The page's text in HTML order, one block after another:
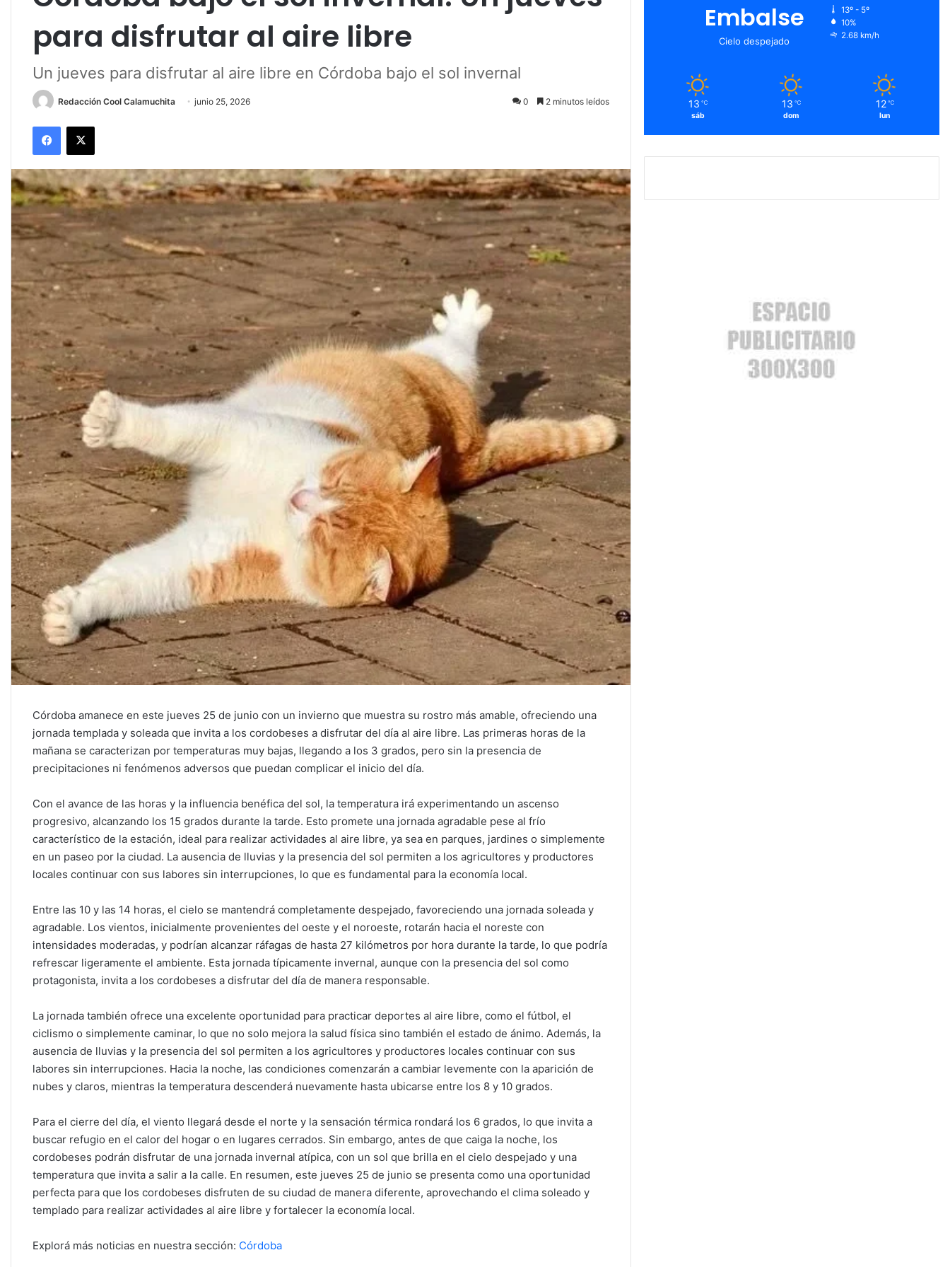
para disfrutar al aire libre
Un jueves para disfrutar al aire libre en Córdoba bajo el sol invernal
Redacción Cool Calamuchita junio 25, 2026 0 2 minutos leídos
Facebook
X
Córdoba amanece en este jueves 25 de junio con un invierno que muestra su rostro más amable, ofreciendo una
jornada templada y soleada que invita a los cordobeses a disfrutar del día al aire libre. Las primeras horas de la
mañana se caracterizan por temperaturas muy bajas, llegando a los 3 grados, pero sin la presencia de
precipitaciones ni fenómenos adversos que puedan complicar el inicio del día.
Con el avance de las horas y la influencia benéfica del sol, la temperatura irá experimentando un ascenso
progresivo, alcanzando los 15 grados durante la tarde. Esto promete una jornada agradable pese al frío
característico de la estación, ideal para realizar actividades al aire libre, ya sea en parques, jardines o simplemente
en un paseo por la ciudad. La ausencia de lluvias y la presencia del sol permiten a los agricultores y productores
locales continuar con sus labores sin interrupciones, lo que es fundamental para la economía local.
Entre las 10 y las 14 horas, el cielo se mantendrá completamente despejado, favoreciendo una jornada soleada y
agradable. Los vientos, inicialmente provenientes del oeste y el noroeste, rotarán hacia el noreste con
intensidades moderadas, y podrían alcanzar ráfagas de hasta 27 kilómetros por hora durante la tarde, lo que podría
refrescar ligeramente el ambiente. Esta jornada típicamente invernal, aunque con la presencia del sol como
protagonista, invita a los cordobeses a disfrutar del día de manera responsable.
La jornada también ofrece una excelente oportunidad para practicar deportes al aire libre, como el fútbol, el
ciclismo o simplemente caminar, lo que no solo mejora la salud física sino también el estado de ánimo. Además, la
ausencia de lluvias y la presencia del sol permiten a los agricultores y productores locales continuar con sus
labores sin interrupciones. Hacia la noche, las condiciones comenzarán a cambiar levemente con la aparición de
nubes y claros, mientras la temperatura descenderá nuevamente hasta ubicarse entre los 8 y 10 grados.
Para el cierre del día, el viento llegará desde el norte y la sensación térmica rondará los 6 grados, lo que invita a
buscar refugio en el calor del hogar o en lugares cerrados. Sin embargo, antes de que caiga la noche, los
cordobeses podrán disfrutar de una jornada invernal atípica, con un sol que brilla en el cielo despejado y una
temperatura que invita a salir a la calle. En resumen, este jueves 25 de junio se presenta como una oportunidad
perfecta para que los cordobeses disfruten de su ciudad de manera diferente, aprovechando el clima soleado y
templado para realizar actividades al aire libre y fortalecer la economía local.
Explorá más noticias en nuestra sección: Córdoba
Embalse
Cielo despejado
13º - 5º
10%
2.68 km/h
13 ℃
sáb
13 ℃
dom
12 ℃
lun